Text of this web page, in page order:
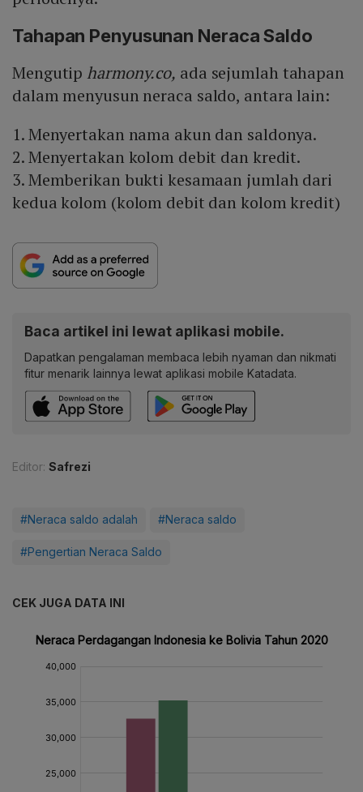
Tahapan Penyusunan Neraca Saldo
Mengutip harmony.co, ada sejumlah tahapan
dalam menyusun neraca saldo, antara lain:
1. Menyertakan nama akun dan saldonya.
2. Menyertakan kolom debit dan kredit.
3. Memberikan bukti kesamaan jumlah dari
kedua kolom (kolom debit dan kolom kredit)
Baca artikel ini lewat aplikasi mobile.
Dapatkan pengalaman membaca lebih nyaman dan nikmati
fitur menarik lainnya lewat aplikasi mobile Katadata.
Editor: Safrezi
#Neraca saldo adalah #Neraca saldo
#Pengertian Neraca Saldo
CEK JUGA DATA INI